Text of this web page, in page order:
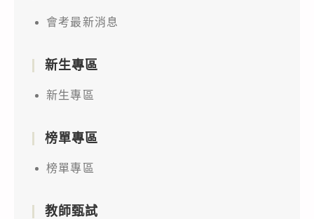
會考最新消息
新生專區
新生專區
榜單專區
榜單專區
教師甄試